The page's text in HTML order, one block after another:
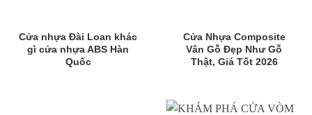
Cửa nhựa Đài Loan khác
gì cửa nhựa ABS Hàn
Quốc
Cửa Nhựa Composite
Vân Gỗ Đẹp Như Gỗ
Thật, Giá Tốt 2026